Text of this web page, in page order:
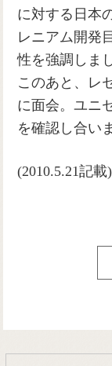
に対する日本
レニアム開発
性を強調しま
このあと、レ
に面会。ユニ
を確認し合い
(2010.5.21記載)